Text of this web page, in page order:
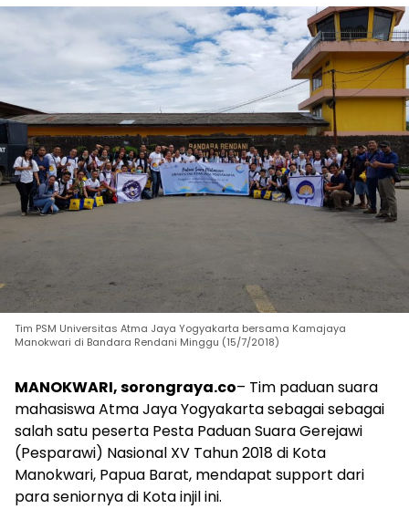
Tim PSM Universitas Atma Jaya Yogyakarta bersama Kamajaya
Manokwari di Bandara Rendani Minggu (15/7/2018)
MANOKWARI, sorongraya.co– Tim paduan suara
mahasiswa Atma Jaya Yogyakarta sebagai sebagai
salah satu peserta Pesta Paduan Suara Gerejawi
(Pesparawi) Nasional XV Tahun 2018 di Kota
Manokwari, Papua Barat, mendapat support dari
para seniornya di Kota injil ini.